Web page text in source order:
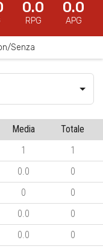
0.0
RPG
0.0
APG
Senza
Media
Totale
1
1
0.0
0
0
0
0.0
0
0.0
0